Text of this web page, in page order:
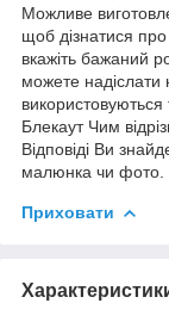
Можливе
щоб дізнатися про
вкажіть бажаний
можете
Блекаут Чим
Відповіді Ви
малюнка чи фото.
Приховати